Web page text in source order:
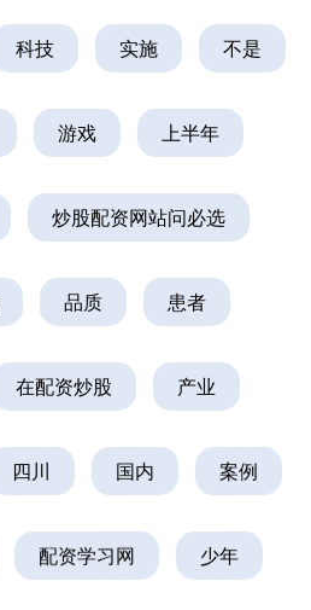
科技 实施 不是
游戏 上半年
炒股配资网站问必选
品质 患者
在配资炒股 产业
四川 国内 案例
配资学习网 少年